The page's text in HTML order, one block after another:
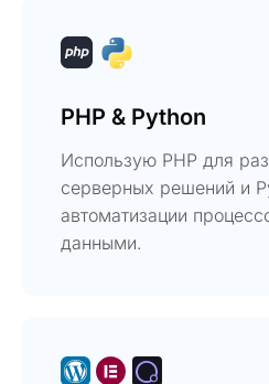
PHP & Python
Использую PHP для
серверных решений и
автоматизации
данными.